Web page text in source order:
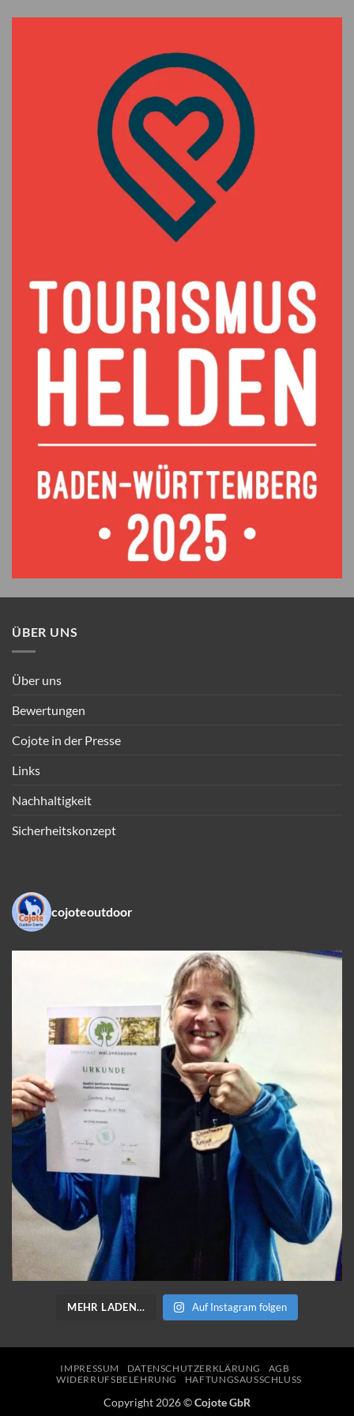
ÜBER UNS
Über uns
Bewertungen
Cojote in der Presse
Links
Nachhaltigkeit
Sicherheitskonzept
cojoteoutdoor
MEHR LADEN… Auf Instagram folgen
IMPRESSUM DATENSCHUTZERKLÄRUNG
AGB
WIDERRUFSBELEHRUNG
HAFTUNGSAUSSCHLUSS
Copyright 2026 ©Cojote GbR